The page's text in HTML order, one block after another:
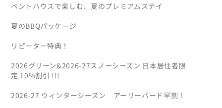
ペントハウスで楽しむ、夏のプレミアムステイ
夏のBBQパッケージ
リピーター特典！
2026グリーン&2026-27スノーシーズン 日本居住者限
定 10%割引 !!!
2026-27 ウィンターシーズン アーリーバード早割！